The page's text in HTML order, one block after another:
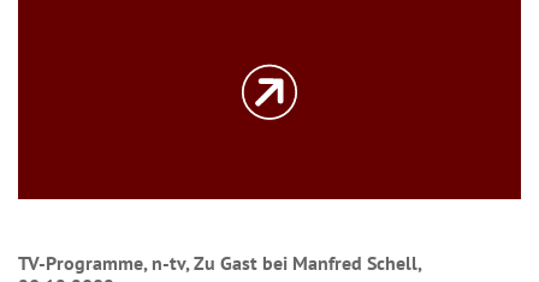
TV-Programme, n-tv, Zu Gast bei Manfred Schell,